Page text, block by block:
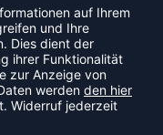
VERPASSE KEINE